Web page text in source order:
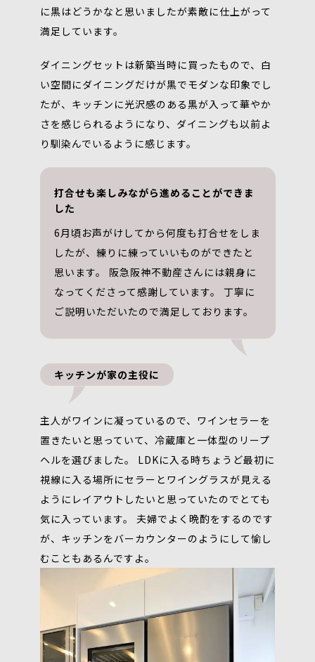
に黒はどうかなと思いましたが素敵に仕上がって
満足しています。
ダイニングセットは新築当時に買ったもので、白
い空間にダイニングだけが黒でモダンな印象でし
たが、キッチンに光沢感のある黒が入って華やか
さを感じられるようになり、ダイニングも以前よ
り馴染んでいるように感じます。
打合せも楽しみながら進めることができま
した
6月頃お声がけしてから何度も打合せをしま
したが、練りに練っていいものができたと
思います。 阪急阪神不動産さんには親身に
なってくださって感謝しています。 丁寧に
ご説明いただいたので満足しております。
キッチンが家の主役に
主人がワインに凝っているので、ワインセラーを
置きたいと思っていて、冷蔵庫と一体型のリープ
ヘルを選びました。 LDKに入る時ちょうど最初に
視線に入る場所にセラーとワイングラスが見える
ようにレイアウトしたいと思っていたのでとても
気に入っています。 夫婦でよく晩酌をするのです
が、キッチンをバーカウンターのようにして愉し
むこともあるんですよ。